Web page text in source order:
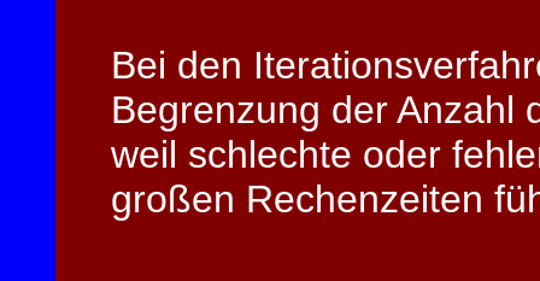
Bei den
Begrenzung der Anzahl
weil schlechte oder
großen Rechenzeiten